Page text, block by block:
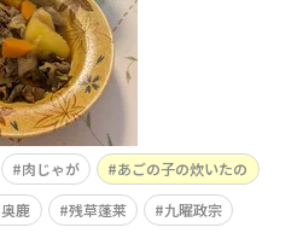
肉じゃが
あごの子の炊いたの
奥鹿 残草蓬莱 九曜政宗